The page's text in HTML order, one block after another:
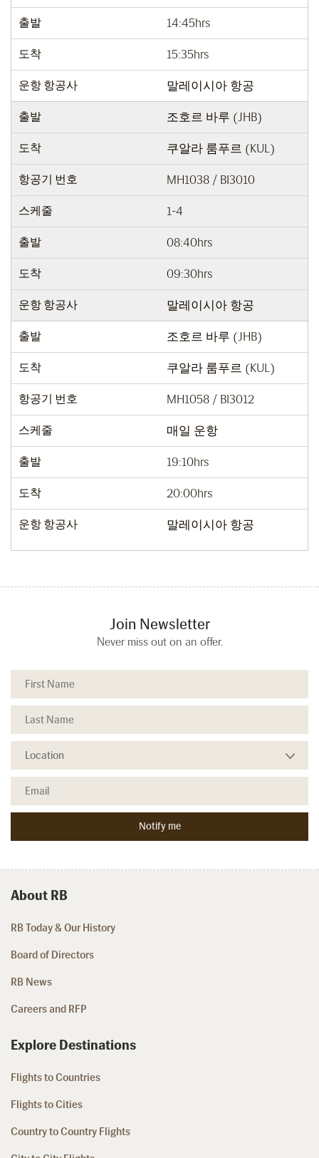
출발 14:45hrs
도착 15:35hrs
운항 항공사 말레이시아 항공
출발 조호르 바루 (JHB)
도착 쿠알라 룸푸르 (KUL)
항공기 번호 MH1038 / BI3010
스케줄 1-4
출발 08:40hrs
도착 09:30hrs
운항 항공사 말레이시아 항공
출발 조호르 바루 (JHB)
도착 쿠알라 룸푸르 (KUL)
항공기 번호 MH1058 / BI3012
스케줄 매일 운항
출발 19:10hrs
도착 20:00hrs
운항 항공사 말레이시아 항공
Join Newsletter
Never miss out on an offer.
About RB
RB Today & Our History
Board of Directors
RB News
Careers and RFP
Explore Destinations
Flights to Countries
Flights to Cities
Country to Country Flights